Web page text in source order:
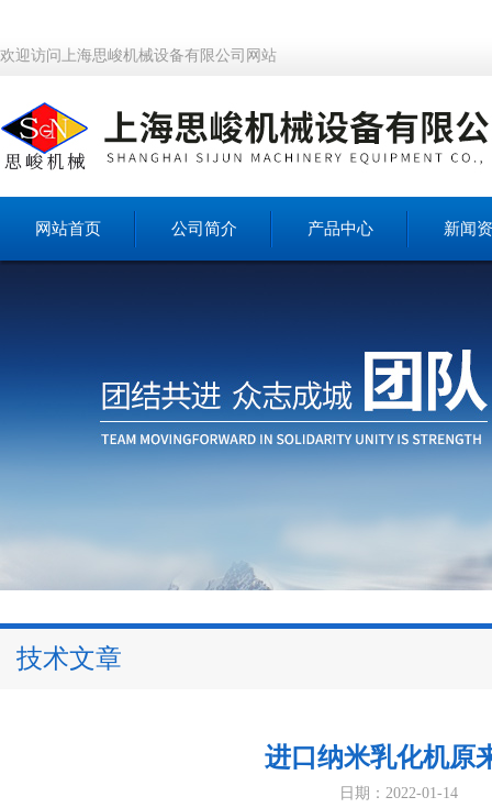
欢迎访问上海思峻机械设备有限公司网站
网站首页 公司简介 产品中心 新闻
技术文章
进口纳米乳化机原
日期：2022-01-14